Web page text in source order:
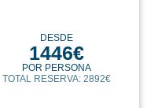
DESDE
1446€
POR PERSONA
TOTAL RESERVA: 2892€